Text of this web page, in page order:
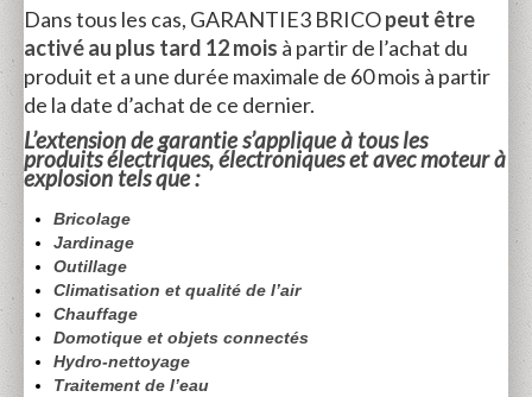
Dans tous les cas, GARANTIE3 BRICOpeut être
activé au plus tard 12 mois à partir de l’achat du
produit et a une durée maximale de 60 mois à partir
de la date d’achat de ce dernier.
L’extension de garantie s’applique à tous les
produits électriques, électroniques et avec moteur à
explosion tels que :
Bricolage
Jardinage
Outillage
Climatisation et qualité de l’air
Chauffage
Domotique et objets connectés
Hydro-nettoyage
Traitement de l’eau